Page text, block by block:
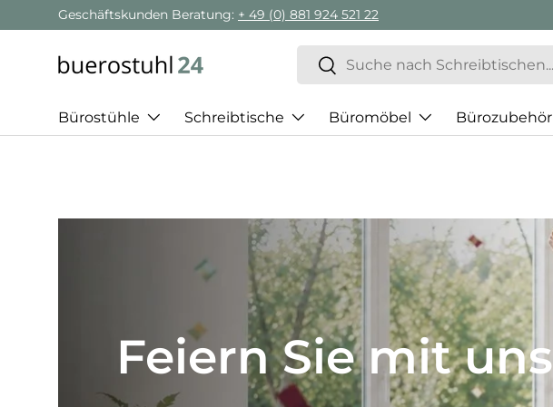
Direkt zum Inhalt
Geschäftskunden Beratung: + 49 (0) 881 924 521 22
Suchen
Suchen
Bürostühle Schreibtische Büromöbel Bürozubehör
Best of HJH